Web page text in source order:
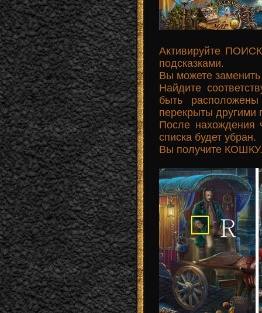
Активируйте
подсказками.
Вы можете
Найдите
быть
перекрыты другими
После нахождения
списка будет убран.
Вы получите КОШКУ.